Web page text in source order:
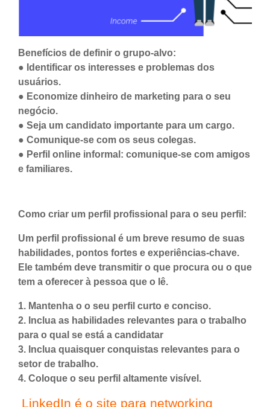
Benefícios de definir o grupo-alvo:
● Identificar os interesses e problemas dos
usuários.
● Economize dinheiro de marketing para o seu
negócio.
● Seja um candidato importante para um cargo.
● Comunique-se com os seus colegas.
● Perfil online informal: comunique-se com amigos
e familiares.
Como criar um perfil profissional para o seu perfil:
Um perfil profissional é um breve resumo de suas
habilidades, pontos fortes e experiências-chave.
Ele também deve transmitir o que procura ou o que
tem a oferecer à pessoa que o lê.
1. Mantenha o o seu perfil curto e conciso.
2. Inclua as habilidades relevantes para o trabalho
para o qual se está a candidatar
3. Inclua quaisquer conquistas relevantes para o
setor de trabalho.
4. Coloque o seu perfil altamente visível.
LinkedIn é o site para networking